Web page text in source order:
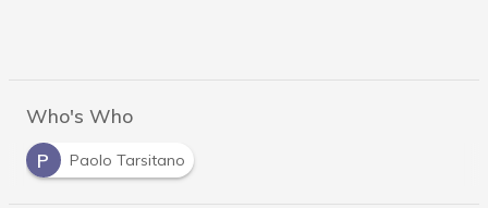
Who's Who
P
Paolo Tarsitano